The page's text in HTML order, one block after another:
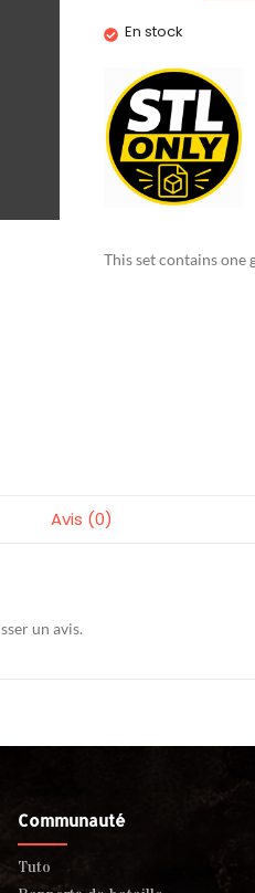
En stock
This set contains one
Avis (0)
un avis.
Communauté
Tuto